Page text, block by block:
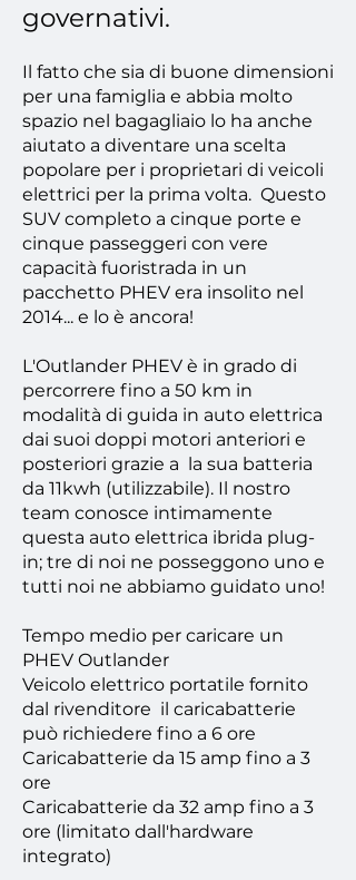
governativi.
Il fatto che sia di buone dimensioni
per una famiglia e abbia molto
spazio nel bagagliaio lo ha anche
aiutato a diventare una scelta
popolare per i proprietari di veicoli
elettrici per la prima volta. Questo
SUV completo a cinque porte e
cinque passeggeri con vere
capacità fuoristrada in un
pacchetto PHEV era insolito nel
2014... e lo è ancora!
L'Outlander PHEV è in grado di
percorrere fino a 50 km in
modalità di guida in auto elettrica
dai suoi doppi motori anteriori e
posteriori grazie a
la sua batteria
da 11kwh (utilizzabile). Il nostro
team conosce intimamente
questa auto elettrica ibrida plug-
in; tre di noi ne posseggono uno e
tutti noi ne abbiamo guidato uno!
Tempo medio per caricare un
PHEV Outlander
Veicolo elettrico portatile fornito
dal rivenditore il caricabatterie
può richiedere fino a 6 ore
Caricabatterie da 15 amp fino a 3
ore
Caricabatterie da 32 amp fino a 3
ore (limitato dall'hardware
integrato)